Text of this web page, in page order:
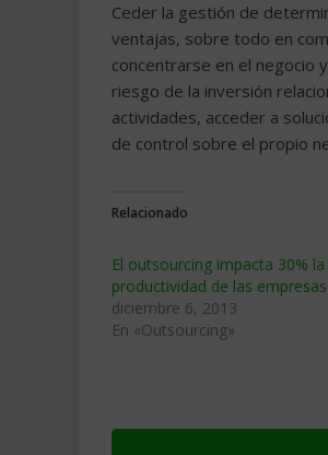
Ceder la gestión de
ventajas, sobre todo en
concentrarse en el negocio
riesgo de la inversión
actividades, acceder a
de control sobre el propio
Relacionado
El outsourcing impacta 30% la
productividad de las empresas
diciembre 6, 2013
En «Outsourcing»